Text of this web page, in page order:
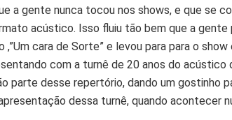
a gente nunca tocou nos shows, e que se
acústico. Isso fluiu tão bem que a gente
cara de Sorte” e levou para para o
com a turnê de 20 anos do acústico
parte desse repertório, dando um gostinho
dessa turnê, quando acontecer